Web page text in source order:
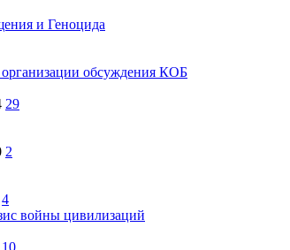
и Геноцида
обсуждения КОБ
29
2
4
войны цивилизаций